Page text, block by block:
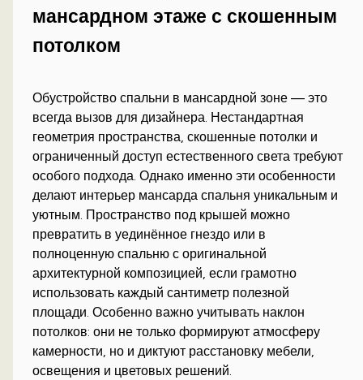
мансардном этаже с скошенным
потолком
Обустройство спальни в мансардной зоне — это
всегда вызов для дизайнера. Нестандартная
геометрия пространства, скошенные потолки и
ограниченный доступ естественного света требуют
особого подхода. Однако именно эти особенности
делают интерьер мансарда спальня уникальным и
уютным. Пространство под крышей можно
превратить в уединённое гнездо или в
полноценную спальню с оригинальной
архитектурной композицией, если грамотно
использовать каждый сантиметр полезной
площади. Особенно важно учитывать наклон
потолков: они не только формируют атмосферу
камерности, но и диктуют расстановку мебели,
освещения и цветовых решений.